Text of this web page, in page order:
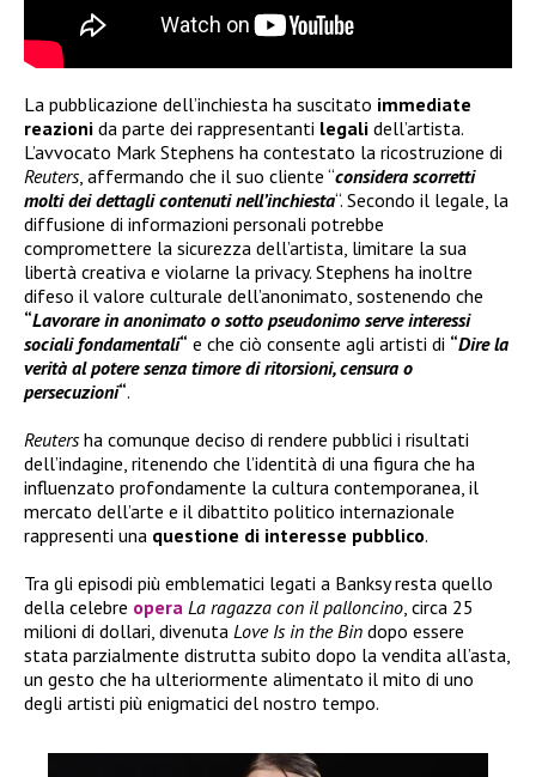
La pubblicazione dell’inchiesta ha suscitato immediate
reazioni da parte dei rappresentanti legali dell’artista.
L’avvocato Mark Stephens ha contestato la ricostruzione di
Reuters, affermando che il suo cliente “considera scorretti
molti dei dettagli contenuti nell’inchiesta“. Secondo il legale, la
diffusione di informazioni personali potrebbe
compromettere la sicurezza dell’artista, limitare la sua
libertà creativa e violarne la privacy. Stephens ha inoltre
difeso il valore culturale dell’anonimato, sostenendo che
“Lavorare in anonimato o sotto pseudonimo serve interessi
sociali fondamentali“ e che ciò consente agli artisti di “Dire la
verità al potere senza timore di ritorsioni, censura o
persecuzioni“.
Reutersha comunque deciso di rendere pubblici i risultati
dell’indagine, ritenendo che l’identità di una figura che ha
influenzato profondamente la cultura contemporanea, il
mercato dell’arte e il dibattito politico internazionale
rappresenti una questione di interesse pubblico.
Tra gli episodi più emblematici legati a Banksy resta quello
della celebre opera La ragazza con il palloncino, circa 25
milioni di dollari, divenuta Love Is in the Bin dopo essere
stata parzialmente distrutta subito dopo la vendita all’asta,
un gesto che ha ulteriormente alimentato il mito di uno
degli artisti più enigmatici del nostro tempo.